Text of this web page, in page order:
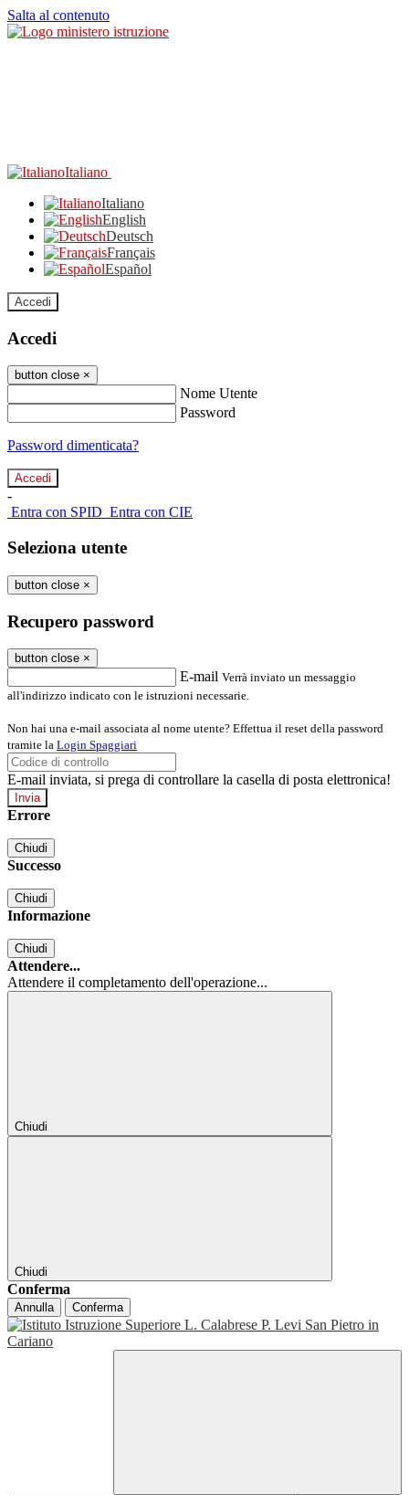
Salta al contenuto
Italiano
Italiano
English
Deutsch
Français
Español
Accedi
Accedi
button close ×
Nome Utente
Password
Password dimenticata?
-
Entra con SPID Entra con CIE
Seleziona utente
button close ×
Recupero password
button close ×
E-mail Verrà inviato un messaggio
all'indirizzo indicato con le istruzioni necessarie.
Non hai una e-mail associata al nome utente? Effettua il reset della password
tramite la Login Spaggiari
E-mail inviata, si prega di controllare la casella di posta elettronica!
Errore
Chiudi
Successo
Chiudi
Informazione
Chiudi
Attendere...
Attendere il completamento dell'operazione...
Chiudi
Chiudi
Conferma
Annulla Conferma